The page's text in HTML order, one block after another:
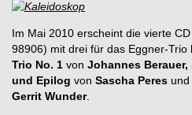
Im Mai 2010 erscheint die vierte
98906) mit drei für das Eggner-Trio
Trio No. 1 von Johannes
und Epilog von Sascha Peres und
Gerrit Wunder.